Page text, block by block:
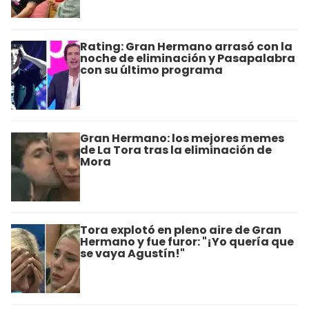
Rating: Gran Hermano arrasó con la
noche de eliminación y Pasapalabra
con su último programa
Gran Hermano: los mejores memes
de La Tora tras la eliminación de
Mora
Tora explotó en pleno aire de Gran
Hermano y fue furor: "¡Yo quería que
se vaya Agustín!"